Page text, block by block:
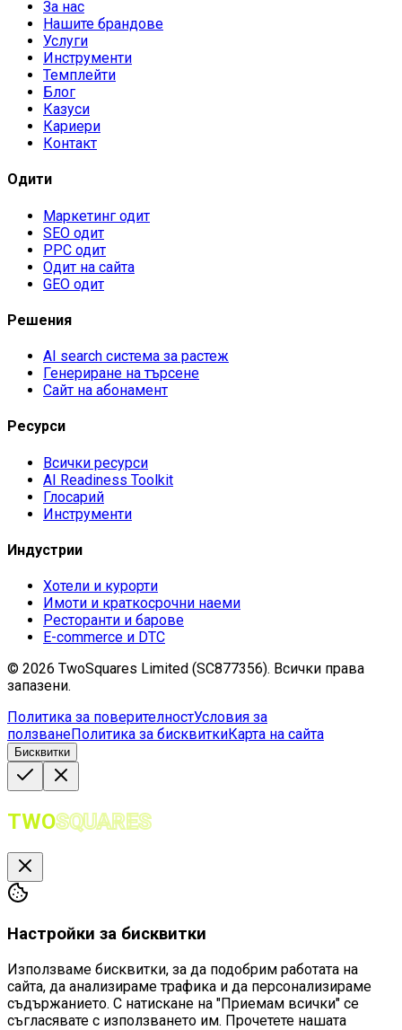
За нас
Нашите брандове
Услуги
Инструменти
Темплейти
Блог
Казуси
Кариери
Контакт
Одити
Маркетинг одит
SEO одит
PPC одит
Одит на сайта
GEO одит
Решения
AI search система за растеж
Генериране на търсене
Сайт на абонамент
Ресурси
Всички ресурси
AI Readiness Toolkit
Глосарий
Инструменти
Индустрии
Хотели и курорти
Имоти и краткосрочни наеми
Ресторанти и барове
E-commerce и DTC
© 2026 TwoSquares Limited (SC877356). Всички права
запазени.
Политика за поверителностУсловия за
ползванеПолитика за бисквиткиКарта на сайта
Бисквитки
TWOSQUARES
Настройки за бисквитки
Използваме бисквитки, за да подобрим работата на
сайта, да анализираме трафика и да персонализираме
съдържанието. С натискане на "Приемам всички" се
съгласявате с използването им. Прочетете нашата